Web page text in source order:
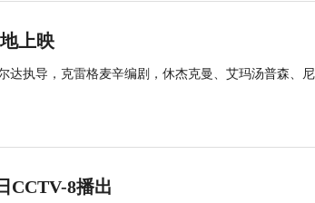
上映
达执导，克雷格麦辛编剧，休杰克曼、艾玛汤普森、
CCTV-8播出